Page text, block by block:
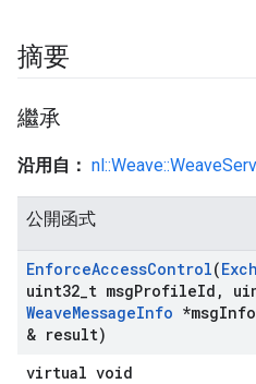
摘要
繼承
沿用自：
公開函式
EnforceAccessControl(
uint32 t msgProfileId ,
WeaveMessageInfo *msgInfo
& result)
virtual void